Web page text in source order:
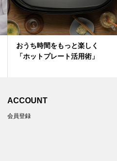
おうち時間をもっと楽しく
「ホットプレート活用術」
ACCOUNT
会員登録